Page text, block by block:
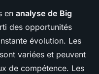
en analyse de Big
des opportunités
évolution. Les
sont variées et peuvent
de compétence. Les